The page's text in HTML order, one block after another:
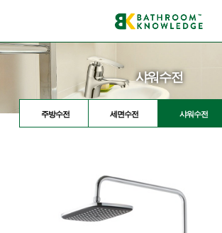
샤워수전
주방수전 세면수전 샤워수전